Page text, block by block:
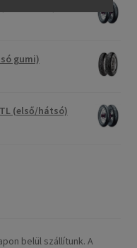
hátsó)
gumi)
TL (első/hátsó)
belül szállítunk. A